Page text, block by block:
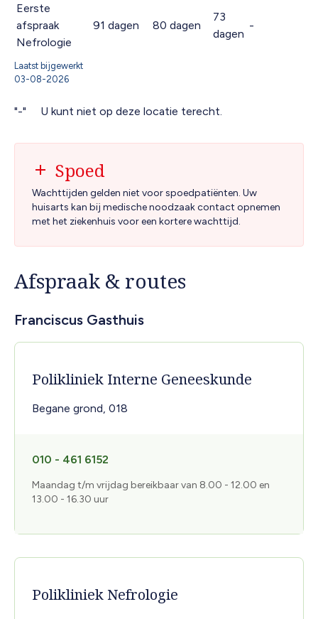
Eerste
afspraak
Nefrologie
91 dagen 80 dagen
73
dagen
-
Laatst bijgewerkt
03-08-2026
Spoed
Wachttijden gelden niet voor spoedpatiënten. Uw
huisarts kan bij medische noodzaak contact opnemen
met het ziekenhuis voor een kortere wachttijd.
U kunt niet op deze locatie terecht.
Afspraak & routes
Franciscus Gasthuis
Polikliniek Interne Geneeskunde
Begane grond, 018
010 - 461 6152
Maandag t/m vrijdag bereikbaar van 8.00 - 12.00 en
13.00 - 16.30 uur
Polikliniek Nefrologie